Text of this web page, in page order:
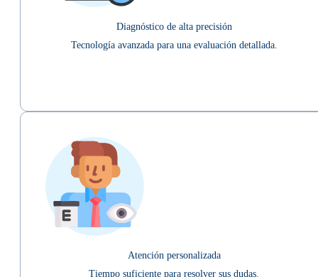
Diagnóstico de alta precisión
Tecnología avanzada para una evaluación detallada.
Atención personalizada
Tiempo suficiente para resolver sus dudas.